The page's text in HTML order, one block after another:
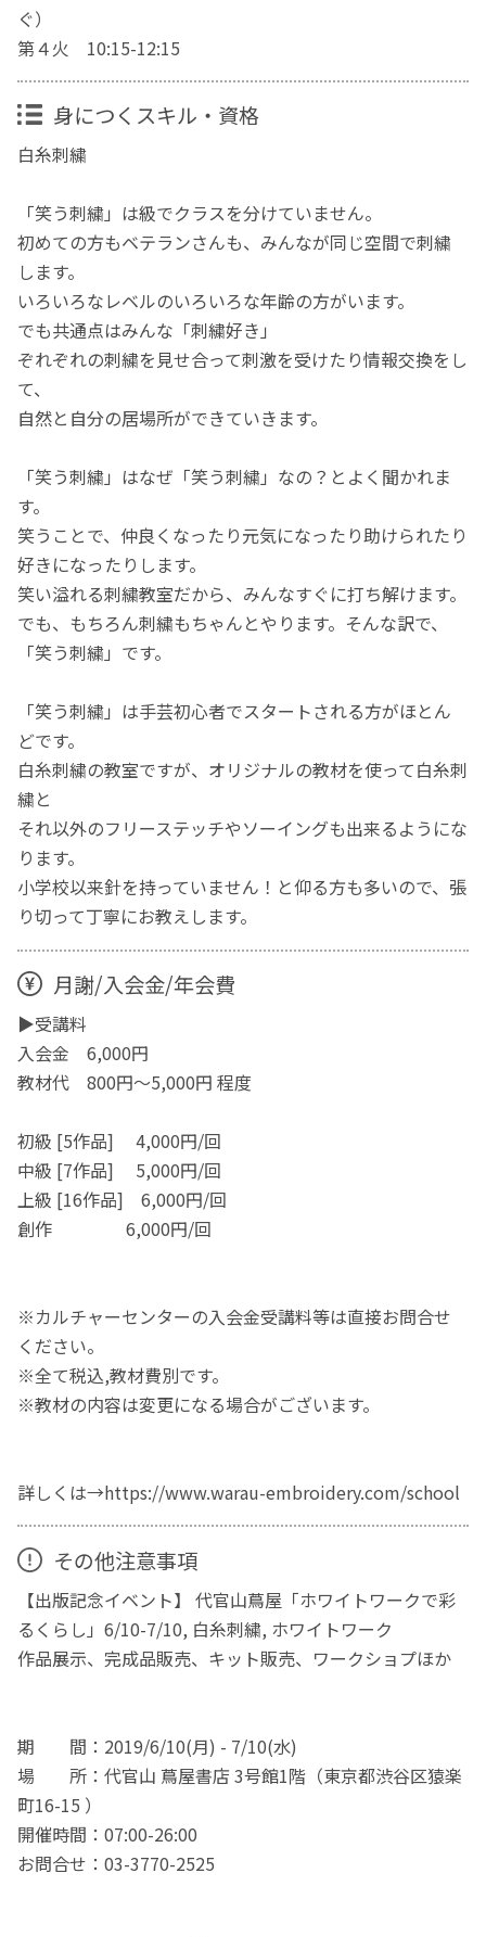
ぐ）
第４火 10:15-12:15
身につくスキル・資格
白糸刺繍
「笑う刺繍」は級でクラスを分けていません。
初めての方もベテランさんも、みんなが同じ空間で刺繍
します。
いろいろなレベルのいろいろな年齢の方がいます。
でも共通点はみんな「刺繍好き」
ぞれぞれの刺繍を見せ合って刺激を受けたり情報交換をし
て、
自然と自分の居場所ができていきます。
「笑う刺繍」はなぜ「笑う刺繍」なの？とよく聞かれま
す。
笑うことで、仲良くなったり元気になったり助けられたり
好きになったりします。
笑い溢れる刺繍教室だから、みんなすぐに打ち解けます。
でも、もちろん刺繍もちゃんとやります。そんな訳で、
「笑う刺繍」です。
​「笑う刺繍」は手芸初心者でスタートされる方がほとん
どです。
白糸刺繍の教室ですが、オリジナルの教材を使って白糸刺
繍と
それ以外のフリーステッチやソーイングも出来るようにな
ります。
小学校以来針を持っていません！と仰る方も多いので、張
り切って丁寧にお教えします。
月謝/入会金/年会費
▶受講料
入会金 6,000円
教材代 800円〜5,000円 程度
​初級 [5作品] 4,000円/回
中級 [7作品] 5,000円/回
上級 [16作品] 6,000円/回
創作 6,000円/回
※カルチャーセンターの入会金受講料等は直接お問合せ
ください。
※全て税込,教材費別です。
※教材の内容は変更になる場合がございます。
詳しくは→https://www.warau-embroidery.com/school
その他注意事項
【出版記念イベント】 代官山蔦屋「ホワイトワークで彩
るくらし」6/10-7/10, 白糸刺繍, ホワイトワーク
作品展示、完成品販売、キット販売、ワークショプほか
期 間：2019/6/10(月) - 7/10(水)
場 所：代官山 蔦屋書店 3号館1階（東京都渋谷区猿楽
町16-15 ）
開催時間：07:00-26:00
お問合せ：03-3770-2525